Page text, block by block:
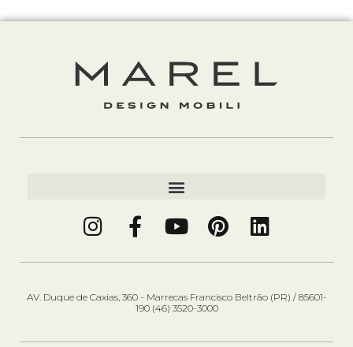
AV. Duque de Caxias, 360 - Marrecas Francisco Beltrão (PR) / 85601-
190 (46) 3520-3000